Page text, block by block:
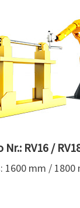
Nr.: RV16 /
1600 mm /